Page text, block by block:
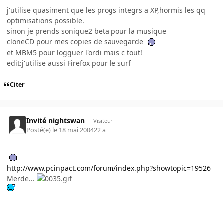
j'utilise quasiment que les progs integrs a XP,hormis les qq
optimisations possible.
sinon je prends sonique2 beta pour la musique
cloneCD pour mes copies de sauvegarde
et MBM5 pour logguer l'ordi mais c tout!
edit:j'utilise aussi Firefox pour le surf
Citer
Invité nightswan Visiteur
Posté(e) le 18 mai 200422 a
http://www.pcinpact.com/forum/index.php?showtopic=19526
Merde...